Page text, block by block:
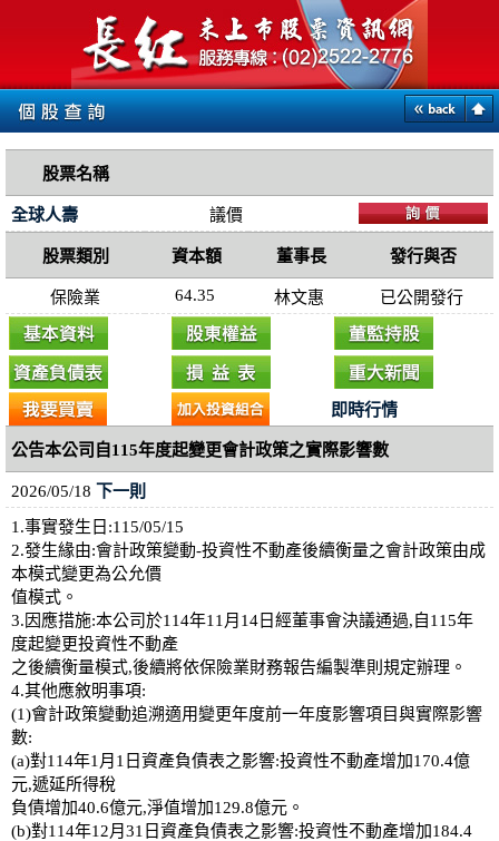
股票名稱
全球人壽 議價
股票類別 資本額 董事長 發行與否
保險業 64.35 林文惠 已公開發行
即時行情
公告本公司自115年度起變更會計政策之實際影響數
2026/05/18 下一則
1.事實發生日:115/05/15
2.發生緣由:會計政策變動-投資性不動產後續衡量之會計政策由成
本模式變更為公允價
值模式。
3.因應措施:本公司於114年11月14日經董事會決議通過,自115年
度起變更投資性不動產
之後續衡量模式,後續將依保險業財務報告編製準則規定辦理。
4.其他應敘明事項:
(1)會計政策變動追溯適用變更年度前一年度影響項目與實際影響
數:
(a)對114年1月1日資產負債表之影響:投資性不動產增加170.4億
元,遞延所得稅
負債增加40.6億元,淨值增加129.8億元。
(b)對114年12月31日資產負債表之影響:投資性不動產增加184.4